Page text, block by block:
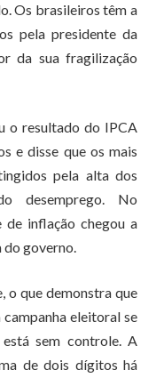
Os brasileiros têm a
pela presidente da
da sua fragilização
o resultado do IPCA
e disse que os mais
pela alta dos
desemprego. No
de inflação chegou a
do governo.
o que demonstra que
eleitoral se
sem controle. A
de dois dígitos há